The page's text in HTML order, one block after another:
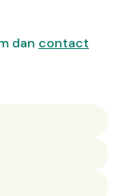
dan contact